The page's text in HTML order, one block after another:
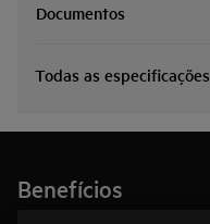
Documentos
Todas as especificações
Benefícios